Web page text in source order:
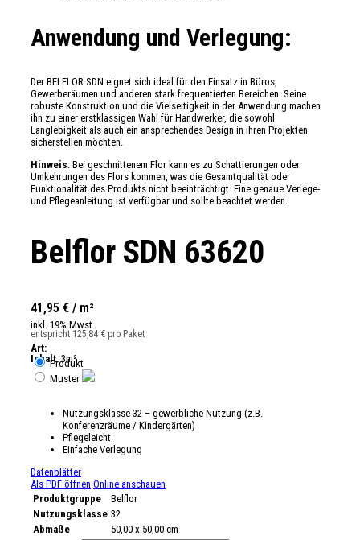
Anwendung und Verlegung:
Der BELFLOR SDN eignet sich ideal für den Einsatz in Büros,
Gewerberäumen und anderen stark frequentierten Bereichen. Seine
robuste Konstruktion und die Vielseitigkeit in der Anwendung machen
ihn zu einer erstklassigen Wahl für Handwerker, die sowohl
Langlebigkeit als auch ein ansprechendes Design in ihren Projekten
sicherstellen möchten.
Hinweis: Bei geschnittenem Flor kann es zu Schattierungen oder
Umkehrungen des Flors kommen, was die Gesamtqualität oder
Funktionalität des Produkts nicht beeinträchtigt. Eine genaue Verlege-
und Pflegeanleitung ist verfügbar und sollte beachtet werden.
Belflor SDN 63620
41,95 € / m²
inkl. 19% Mwst.
entspricht 125,84 € pro Paket
Inhalt: 3m²
Art:
Produkt
Muster
Nutzungsklasse 32 – gewerbliche Nutzung (z.B.
Konferenzräume / Kindergärten)
Pflegeleicht
Einfache Verlegung
Datenblätter
Als PDF öffnen Online anschauen
Produktgruppe
Belflor
Nutzungsklasse 32
Abmaße
50,00 x 50,00 cm